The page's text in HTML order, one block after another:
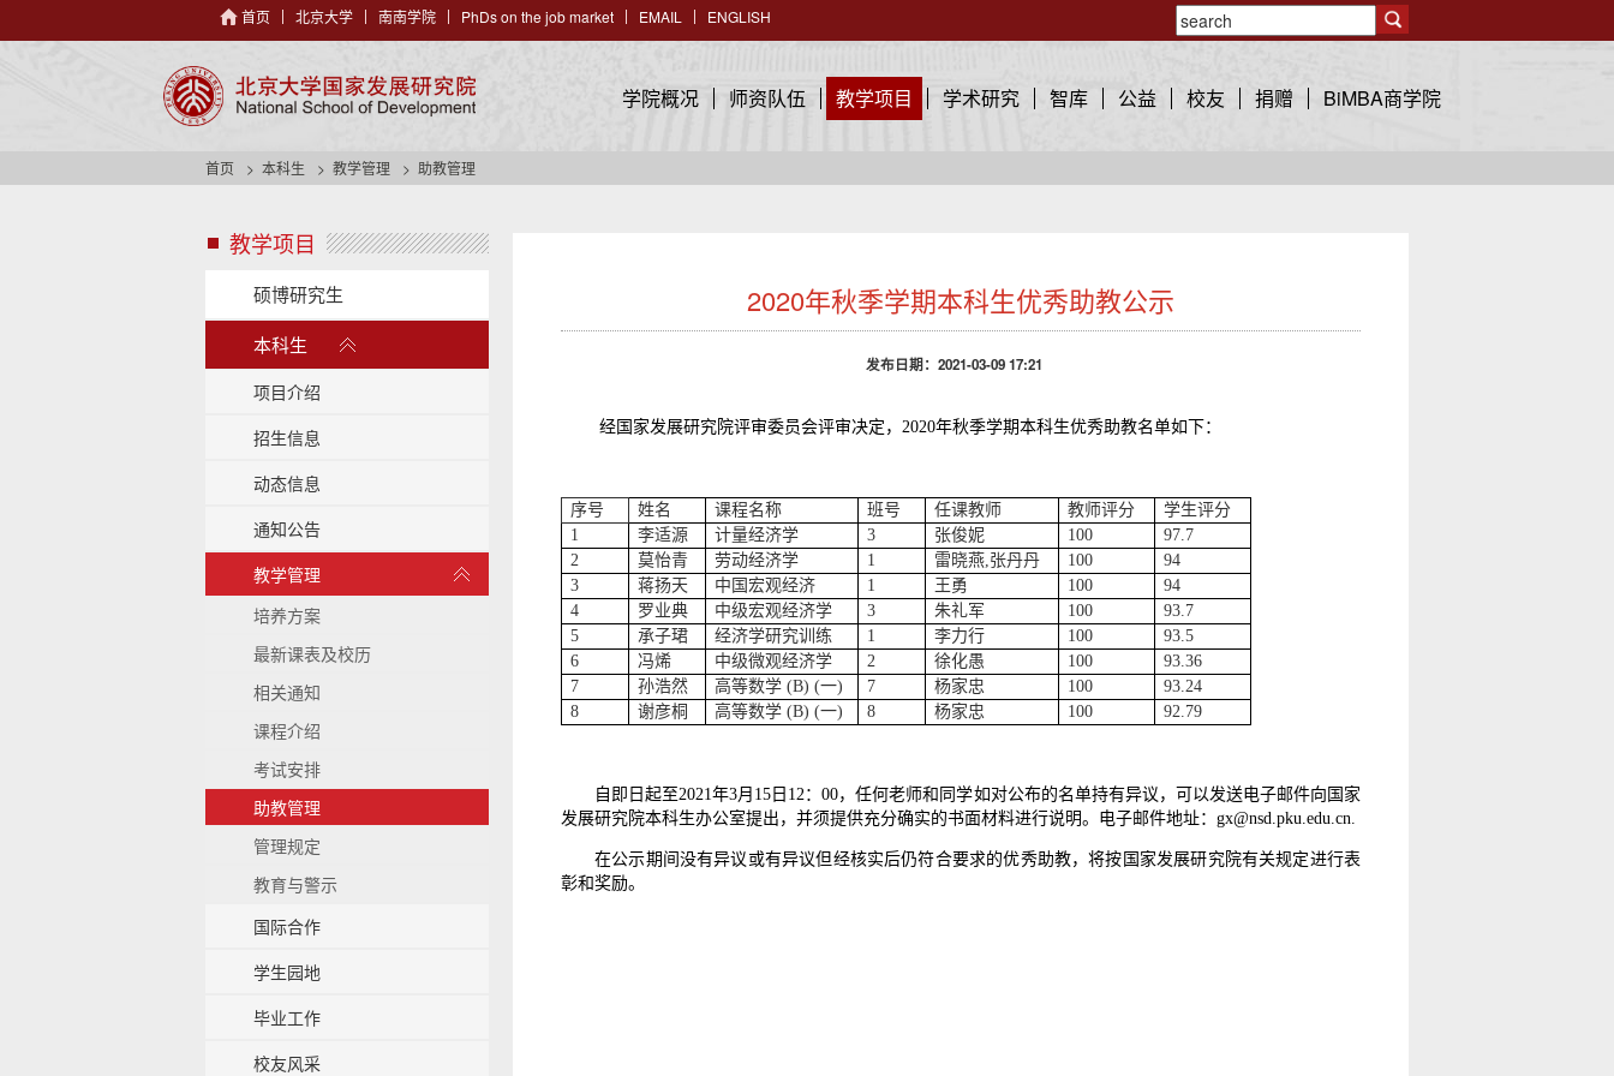
首页 北京大学 南南学院 PhDs on the job market EMAIL ENGLISH
学院概况 师资队伍 教学项目 学术研究 智库 公益 校友 捐赠 BiMBA商学院
首页 本科生 教学管理 助教管理
教学项目 s
d
e
a
b
g
硕博研究生
本科生
开
项目介绍
招生信息
动态信息
通知公告
教学管理
展
培养方案
最新课表及校历
相关通知
课程介绍
考试安排
助教管理
管理规定
教育与警示
国际合作
学生园地
毕业工作
校友风采
2020年秋季学期本科生优秀助教公示
发布日期：2021-03-09 17:21
经国家发展研究院评审委员会评审决定， 2020年秋季学期本科生优秀助教名单如下：
序号 姓名 课程名称 班号 任课教师 教师评分
学生评分
1
李适源 计量经济学 3 张俊妮 100
97.7
2
莫怡青 劳动经济学 1 雷晓燕,张丹丹 100
94
3
蒋扬天 中国宏观经济 1 王勇 100
94
4
罗业典 中级宏观经济学 3 朱礼军 100
93.7
5
承子珺 经济学研究训练 1 李力行 100
93.5
6
冯烯 中级微观经济学 2 徐化愚 100
93.36
7
孙浩然 高等数学 (B) (一) 7 杨家忠 100
93.24
8
谢彦桐 高等数学 (B) (一) 8 杨家忠 100 92.79
自即日起至2021年3月 15日12：00，任何老师和同学如对公布的名单持有异议，可以发送电子邮件向国家
发展研究院本科生办公室提出，并须提供充分确实的书面材料进行说明。电子邮件地址：gx@nsd.pku.edu.cn.
在公示期间没有异议或有异议但经核实后仍符合要求的优秀助教，将按国家发展研究院有关规定进行表
彰和奖励。